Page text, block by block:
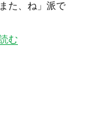
た、ね」派で
や「・」にこだわろ
む